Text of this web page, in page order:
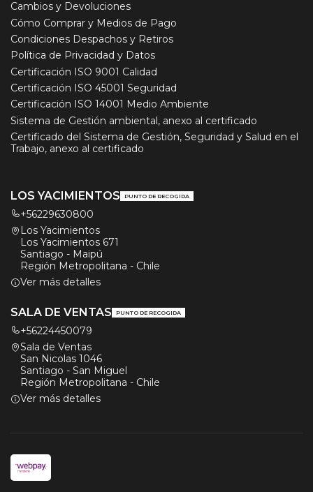
Cambios y Devoluciones
Cómo Comprar y Medios de Pago
Condiciones Despachos y Retiros
Política de Privacidad y Datos
Certificación ISO 9001 Calidad
Certificación ISO 45001 Seguridad
Certificación ISO 14001 Medio Ambiente
Sistema de Gestión ambiental, anexo al certificado
Certificado del Sistema de Gestión, Seguridad y Salud en el
Trabajo, anexo al certificado
LOS YACIMIENTOS PUNTO DE RECOGIDA
+56229630800
Los Yacimientos
Los Yacimientos 671
Santiago - Maipú
Región Metropolitana - Chile
Ver más detalles
SALA DE VENTAS PUNTO DE RECOGIDA
+56224450079
Sala de Ventas
San Nicolas 1046
Santiago - San Miguel
Región Metropolitana - Chile
Ver más detalles